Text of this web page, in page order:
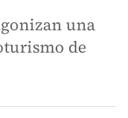
una
de